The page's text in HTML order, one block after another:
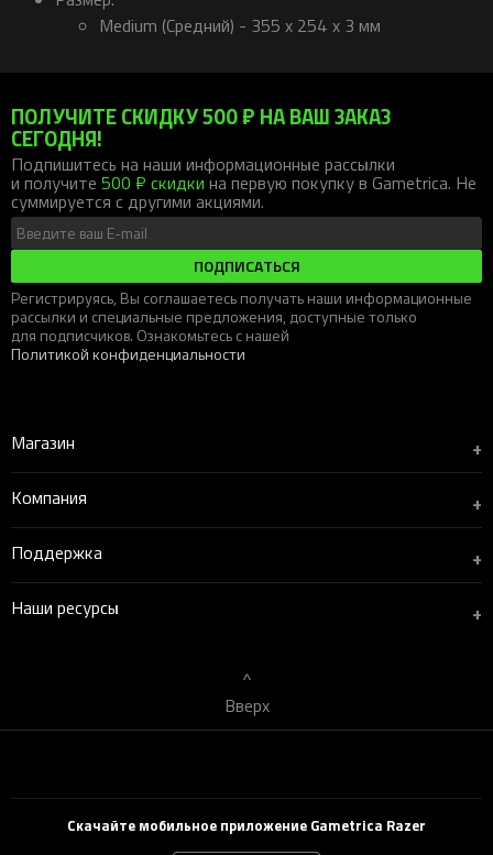
Medium (Средний) - 355 x 254 x 3 мм
ПОЛУЧИТЕ СКИДКУ 500 ₽ НА ВАШ ЗАКАЗ
СЕГОДНЯ!
Подпишитесь на наши информационные рассылки
и получите 500 ₽ скидки на первую покупку в Gametrica. Не
суммируется с другими акциями.
ПОДПИСАТЬСЯ
Регистрируясь, Вы соглашаетесь получать наши информационные
рассылки и специальные предложения, доступные только
для подписчиков. Ознакомьтесь с нашей
Политикой конфиденциальности
Магазин +
Компания +
Поддержка +
Наши ресурсы +
Вверх
Скачайте мобильное приложение Gametrica Razer